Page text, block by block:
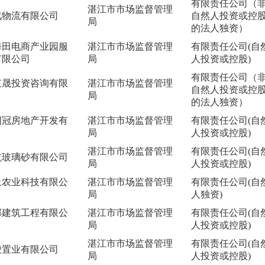
流有限公司
湛江市市场监督管理
局
有限责任公司（
自然人投资或控
的法人独资）
电商产业园服
公司
湛江市市场监督管理
局
有限责任公司(自
人投资或控股)
投资咨询有限
湛江市市场监督管理
局
有限责任公司（
自然人投资或控
的法人独资）
房地产开发有
湛江市市场监督管理
局
有限责任公司(自
人投资或控股)
璃砂有限公司
湛江市市场监督管理
局
有限责任公司(自
人投资或控股)
业科技有限公
湛江市市场监督管理
局
有限责任公司(自
人独资)
筑工程有限公
湛江市市场监督管理
局
有限责任公司(自
人投资或控股)
业有限公司
湛江市市场监督管理
局
有限责任公司(自
人投资或控股)